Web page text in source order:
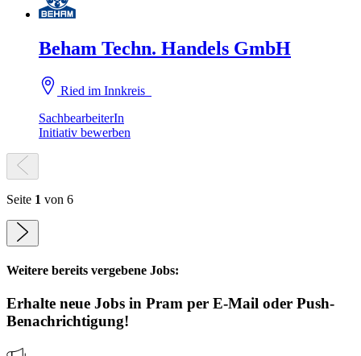
Beham Techn. Handels GmbH
Ried im Innkreis
SachbearbeiterIn
Initiativ bewerben
Seite 1 von 6
Weitere bereits vergebene Jobs:
Erhalte neue Jobs in Pram per E-Mail oder Push-
Benachrichtigung!